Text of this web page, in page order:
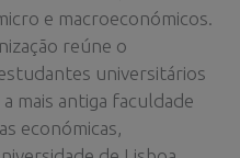
e macroeconómicos.
reúne o
universitários
mais antiga faculdade
económicas,